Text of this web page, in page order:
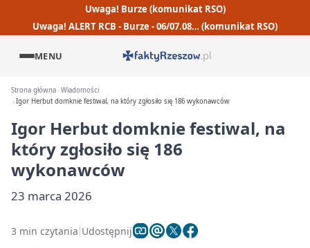
Uwaga! Burze (komunikat RSO)
Uwaga! ALERT RCB - Burze - 06/07.08… (komunikat RSO)
MENU
Strona główna Wiadomości
Igor Herbut domknie festiwal, na który zgłosiło się 186 wykonawców
Igor Herbut domknie festiwal, na
który zgłosiło się 186
wykonawców
23 marca 2026
3 min czytania Udostępnij